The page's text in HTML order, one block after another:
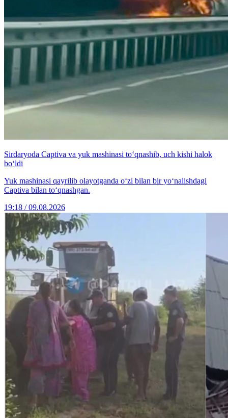
Sirdaryoda Captiva va yuk mashinasi to‘qnashib, uch kishi halok
bo‘ldi
Yuk mashinasi qayrilib olayotganda o‘zi bilan bir yo‘nalishdagi
Captiva bilan to‘qnashgan.
19:18 / 09.08.2026